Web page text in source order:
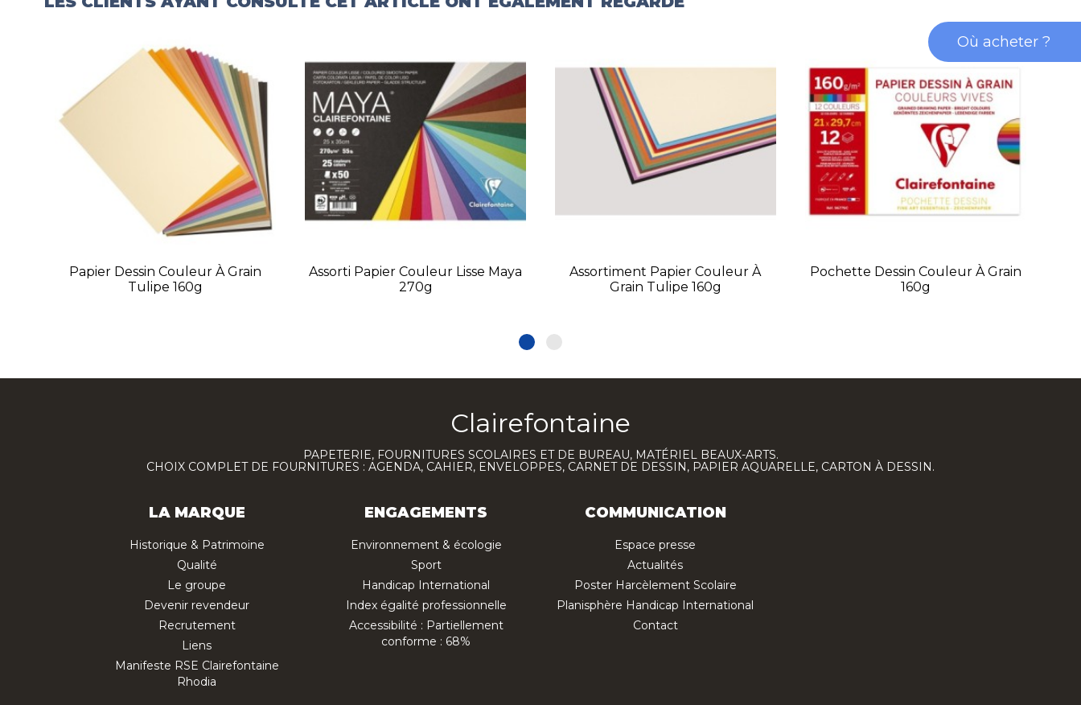
Papier Dessin Couleur À Grain
Tulipe 160g
Assorti Papier Couleur Lisse Maya
270g
Assortiment Papier Couleur À
Grain Tulipe 160g
Pochette Dessin Couleur À Grain
160g
Clairefontaine
PAPETERIE, FOURNITURES SCOLAIRES ET DE BUREAU, MATÉRIEL BEAUX-ARTS.
CHOIX COMPLET DE FOURNITURES : AGENDA, CAHIER, ENVELOPPES, CARNET DE DESSIN, PAPIER AQUARELLE, CARTON À DESSIN.
LA MARQUE
Historique & Patrimoine
Qualité
Le groupe
Devenir revendeur
Recrutement
Liens
Manifeste RSE Clairefontaine
Rhodia
ENGAGEMENTS
Environnement & écologie
Sport
Handicap International
Index égalité professionnelle
Accessibilité : Partiellement
conforme : 68%
COMMUNICATION
Espace presse
Actualités
Poster Harcèlement Scolaire
Planisphère Handicap International
Contact
Où acheter ?